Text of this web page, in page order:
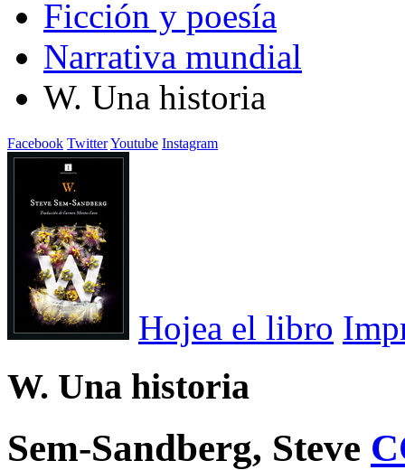
Ficción y poesía
Narrativa mundial
W. Una historia
Facebook TwitterYoutube Instagram
Hojea el libro
W. Una historia
Sem-Sandberg, Steve